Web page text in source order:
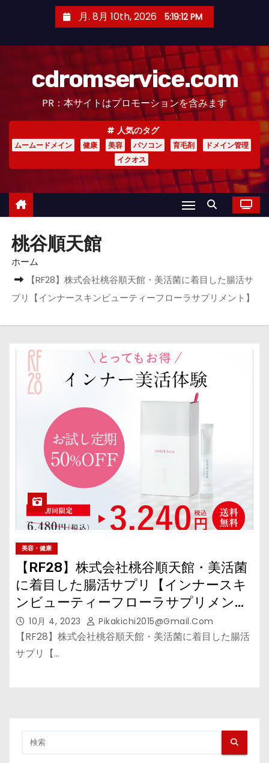
月. 8月 10th, 2026 5:19:12 PM
cdromservice.com
PR：本サイトはプロモーションを含みます
人気のタグ
ムームードメイン 健康 美容 パソコン 育毛剤
ドメイン管理
イクオス
桃谷順天館
ホーム
【RF28】株式会社桃谷順天館・美活菌に着目した腸活サ
プリ【インナースキンビューティーフローラサプリメント】
美容・健康
【RF28】株式会社桃谷順天館・美活菌
に着目した腸活サプリ【インナースキ
ンビューティーフローラサプリメン
ト】10月 4, 2023 Pikakichi2015@gmail.com
【RF28】株式会社桃谷順天館・美活菌に着目した腸活
サプリ【…